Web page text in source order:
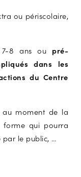
ou périscolaire,
8 ans ou pré-
dans les
du Centre
au moment de la
forme qui pourra
par le public, …